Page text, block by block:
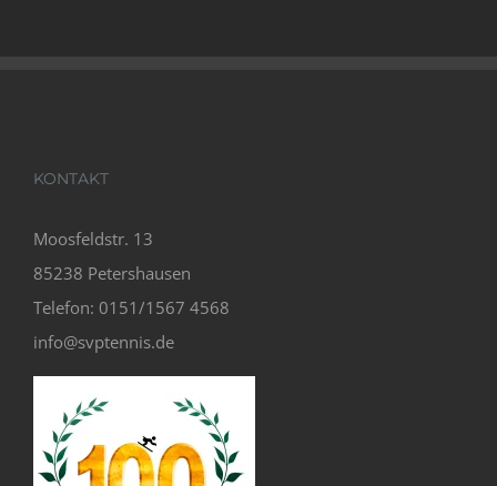
KONTAKT
Moosfeldstr. 13
85238 Petershausen
Telefon: 0151/1567 4568
info@svptennis.de